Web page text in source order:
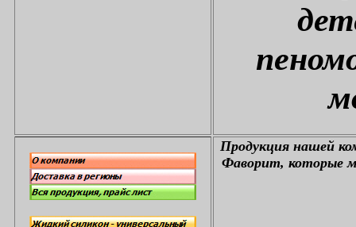
Продукция нашей
Фаворит, которые